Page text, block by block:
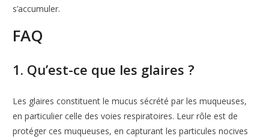
s’accumuler.
FAQ
1. Qu’est-ce que les glaires ?
Les glaires constituent le mucus sécrété par les muqueuses,
en particulier celle des voies respiratoires. Leur rôle est de
protéger ces muqueuses, en capturant les particules nocives